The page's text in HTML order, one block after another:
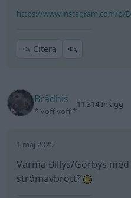
Krävs då 500Ah
batteriet.
https://www.instagram.com/p/
Citera
Brådhis
* Voff voff *
11 314 Inlägg
1 maj 2025
Värma Billys/Gorbys
strömavbrott?